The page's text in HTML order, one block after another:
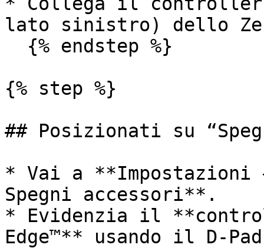
lato sinistro) dello
{% step %}
## Posizionati su
* Vai a **Impostazioni
Spegni accessori**.
* Evidenzia il
Edge™** usando il D-